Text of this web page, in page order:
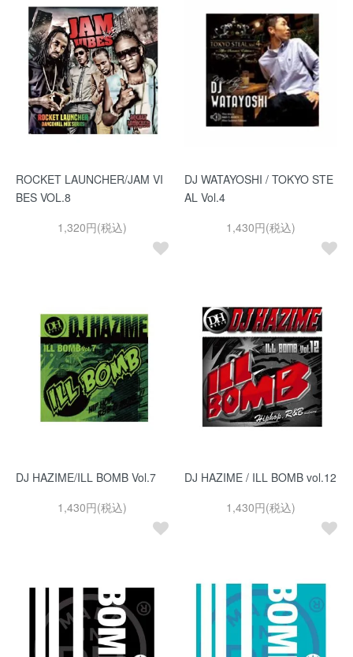
ROCKET LAUNCHER/JAM VI
BES VOL.8
1,320円(税込)
DJ WATAYOSHI / TOKYO STE
AL Vol.4
1,430円(税込)
DJ HAZIME/ILL BOMB Vol.7
1,430円(税込)
DJ HAZIME / ILL BOMB vol.12
1,430円(税込)